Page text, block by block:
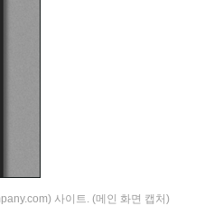
사이트. (메인 화면 캡처)